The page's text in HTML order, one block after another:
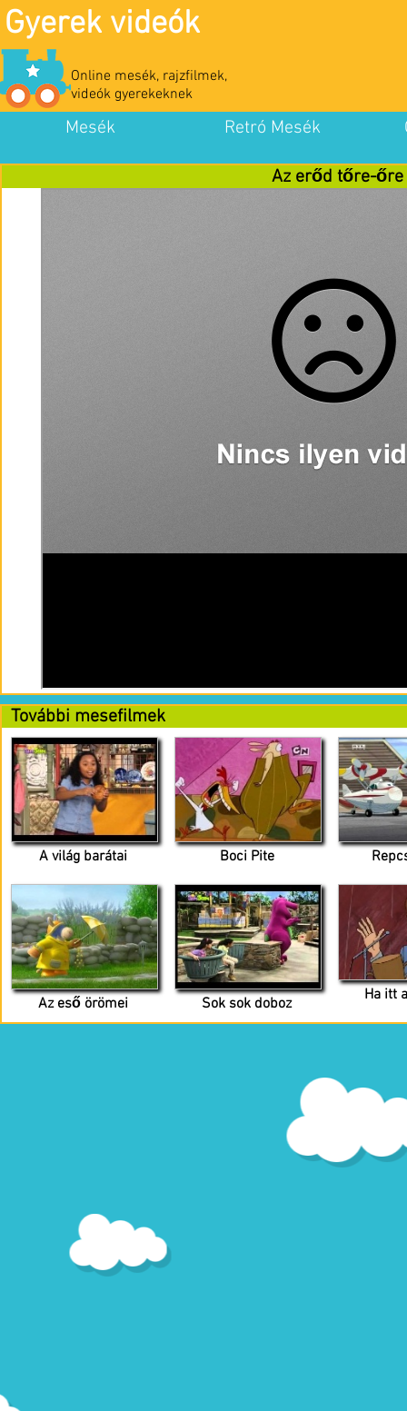
Gyerek videók
Online mesék, rajzfilmek,
videók gyerekeknek
Mesék Retró Mesék
Az erőd tőre-őre
További mesefilmek
A világ barátai Boci Pite
Az eső örömei Sok sok doboz
Ha itt